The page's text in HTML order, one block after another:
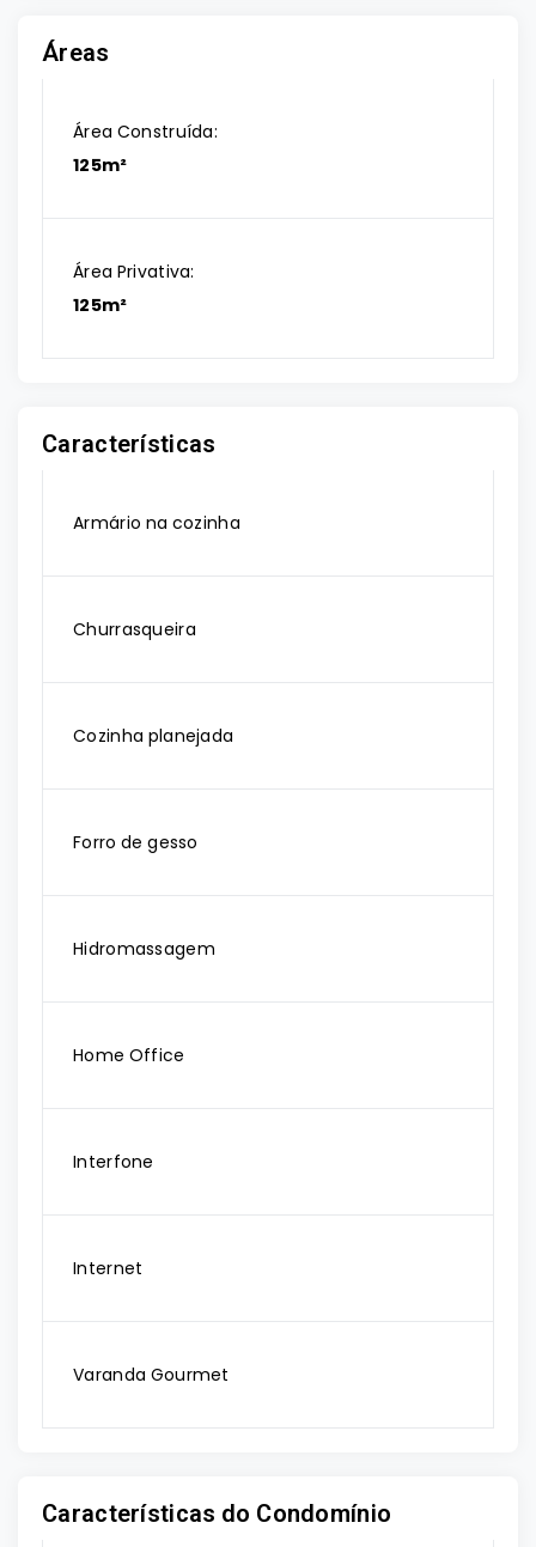
Áreas
Área Construída:
125m²
Área Privativa:
125m²
Características
Armário na cozinha
Churrasqueira
Cozinha planejada
Forro de gesso
Hidromassagem
Home Office
Interfone
Internet
Varanda Gourmet
Características do Condomínio